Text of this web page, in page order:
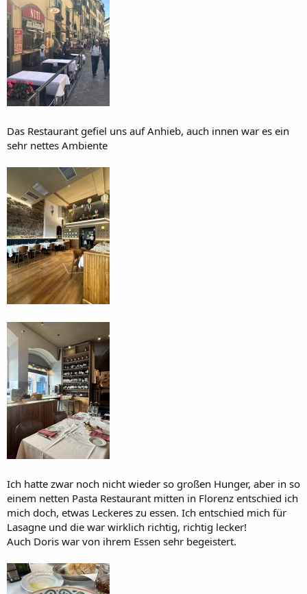
Das Restaurant gefiel uns auf Anhieb, auch innen war es ein
sehr nettes Ambiente
Ich hatte zwar noch nicht wieder so großen Hunger, aber in so
einem netten Pasta Restaurant mitten in Florenz entschied ich
mich doch, etwas Leckeres zu essen. Ich entschied mich für
Lasagne und die war wirklich richtig, richtig lecker!
Auch Doris war von ihrem Essen sehr begeistert.